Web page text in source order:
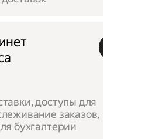
доступы для
заказов,
бухгалтерии